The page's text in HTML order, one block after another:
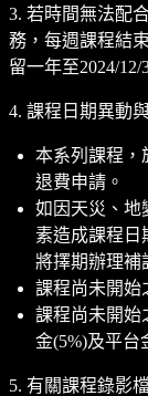
3. 若時間無法配
務，每週課程結
留一年至2024/12/
4. 課程日期異動
本系列課程，
退費申請。
如因天災、地
素造成課程日
將擇期辦理補
課程尚未開始
課程尚未開始
金(5%)及平台
5. 有關課程錄影